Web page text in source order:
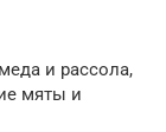
и рассола,
мяты и